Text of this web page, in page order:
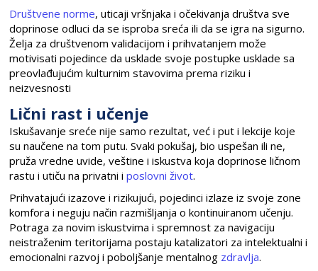
Društvene norme, uticaji vršnjaka i očekivanja društva sve
doprinose odluci da se isproba sreća ili da se igra na sigurno.
Želja za društvenom validacijom i prihvatanjem može
motivisati pojedince da usklade svoje postupke usklade sa
preovlađujućim kulturnim stavovima prema riziku i
neizvesnosti
Lični rast i učenje
Iskušavanje sreće nije samo rezultat, već i put i lekcije koje
su naučene na tom putu. Svaki pokušaj, bio uspešan ili ne,
pruža vredne uvide, veštine i iskustva koja doprinose ličnom
rastu i utiču na privatni iposlovni život.
Prihvatajući izazove i rizikujući, pojedinci izlaze iz svoje zone
komfora i neguju način razmišljanja o kontinuiranom učenju.
Potraga za novim iskustvima i spremnost za navigaciju
neistraženim teritorijama postaju katalizatori za intelektualni i
emocionalni razvoj i poboljšanje mentalnog zdravlja.